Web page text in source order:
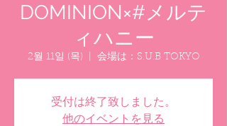
DOMINION×#メルテ
ィハニー
2월 11일 (목) 会場は：S.U.B TOKYO
受付は終了致しました。
他のイベントを見る